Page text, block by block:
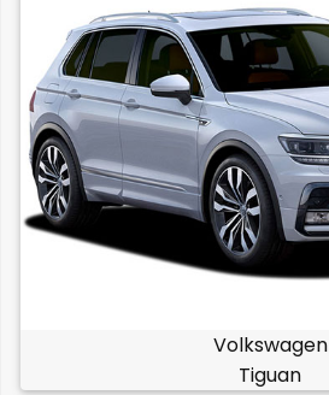
Volkswagen
Tiguan